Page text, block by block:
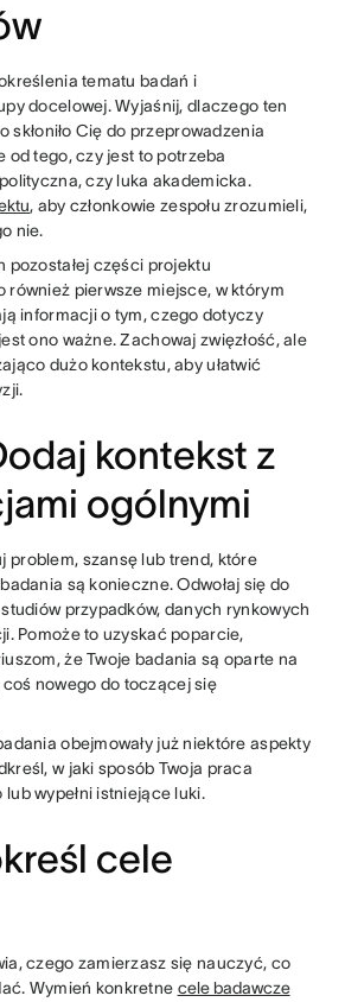
tematu badań i
docelowej. Wyjaśnij, dlaczego ten
skłoniło Cię do przeprowadzenia
od tego, czy jest to potrzeba
czy luka akademicka.
, aby członkowie zespołu zrozumieli,
nie.
pozostałej części projektu
również pierwsze miejsce, w którym
informacji o tym, czego dotyczy
ono ważne. Zachowaj zwięzłość, ale
dużo kontekstu, aby ułatwić
kontekst z
ogólnymi
problem, szansę lub trend, które
są konieczne. Odwołaj się do
przypadków, danych rynkowych
Pomoże to uzyskać poparcie,
że Twoje badania są oparte na
nowego do toczącej się
obejmowały już niektóre aspekty
w jaki sposób Twoja praca
wypełni istniejące luki.
cele
czego zamierzasz się nauczyć, co
Wymień konkretne cele badawcze